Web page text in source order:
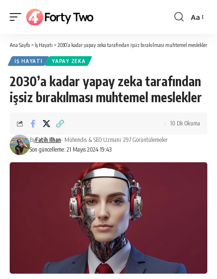
Yazı
Aa
Ana Sayfa > İş Hayatı > 2030’a kadar yapay zeka tarafından işsiz bırakılması muhtemel meslekler
İŞ HAYATI YAPAY ZEKA
2030’a kadar yapay zeka tarafından
işsiz bırakılması muhtemel meslekler
Son güncelleme: 21 Mayıs 2024 19:43
ByFatih Ilhan- Mühendis & SEO Uzmanı 297 Görüntülemeler
10 Dk Okuma